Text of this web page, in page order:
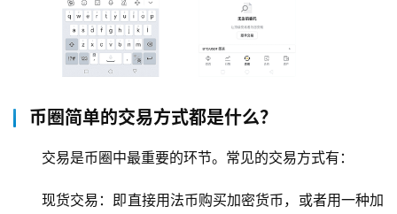
币圈简单的交易方式都是什么？
交易是币圈中最重要的环节。常见的交易方式有：
现货交易： 即直接用法币购买加密货币，或者用一种加